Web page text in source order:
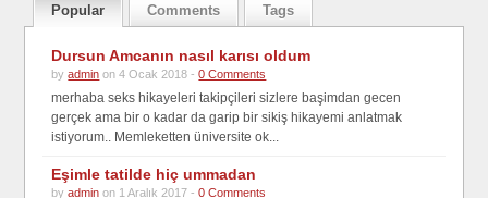
Popular Comments Tags
Dursun Amcanın nasıl karısı oldum
byadmin on 4 Ocak 2018 -0 Comments
merhaba seks hikayeleri takipçileri sizlere başimdan gecen
gerçek ama bir o kadar da garip bir sikiş hikayemi anlatmak
istiyorum.. Memleketten üniversite ok...
Eşimle tatilde hiç ummadan
byadmin on 1 Aralık 2017 -0 Comments